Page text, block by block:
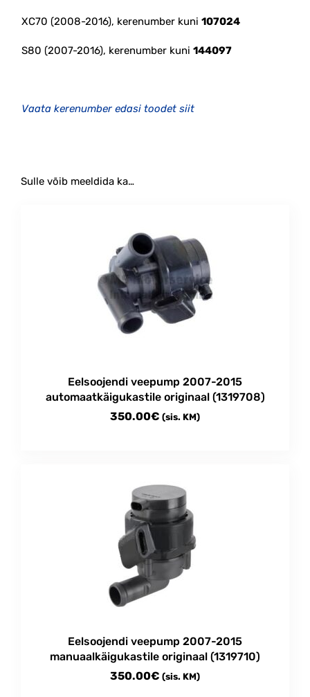
XC70 (2008-2016), kerenumber kuni 107024
S80 (2007-2016), kerenumber kuni 144097
Vaata kerenumber edasi toodet siit
Sulle võib meeldida ka…
Eelsoojendi veepump 2007-2015
automaatkäigukastile originaal (1319708)
350.00€ (sis. KM)
Eelsoojendi veepump 2007-2015
manuaalkäigukastile originaal (1319710)
350.00€ (sis. KM)